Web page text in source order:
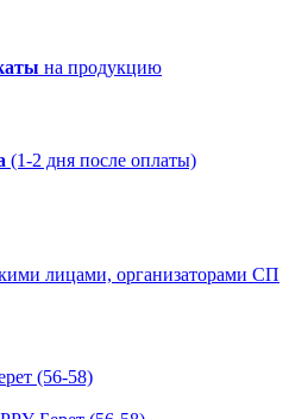
на продукцию
(1-2 дня после оплаты)
лицами, организаторами СП